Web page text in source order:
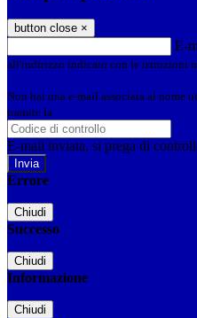
button close ×
E-
all'indirizzo indicato con le istruzioni
Non hai una e-mail associata al nome
tramite la
E-mail inviata, si prega di
Errore
Chiudi
Successo
Chiudi
Informazione
Chiudi